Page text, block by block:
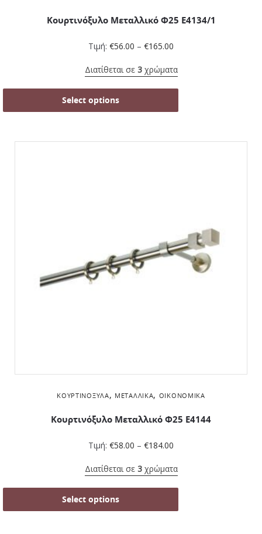
Κουρτινόξυλο Μεταλλικό Φ25 Ε4134/1
Τιμή: €56.00 – €165.00
Διατίθεται σε 3χρώματα
Select options
ΚΟΥΡΤΙΝΌΞΥΛΑ, ΜΕΤΑΛΛΙΚΆ, ΟΙΚΟΝΟΜΙΚΆ
Κουρτινόξυλο Μεταλλικό Φ25 Ε4144
Τιμή: €58.00 – €184.00
Διατίθεται σε 3χρώματα
Select options